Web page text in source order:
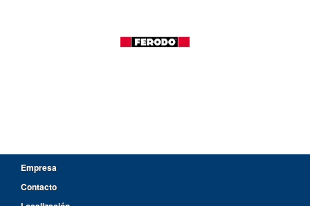
Empresa
Contacto